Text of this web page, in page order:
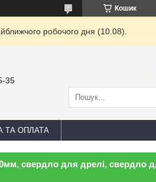
Кошик
робочого дня (10.08).
35
ТА ОПЛАТА
свердло для дрелі, свердло